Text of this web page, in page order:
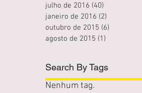
julho de 2016 (40)
janeiro de 2016 (2)
outubro de 2015 (6)
agosto de 2015 (1)
Search By Tags
Nenhum tag.